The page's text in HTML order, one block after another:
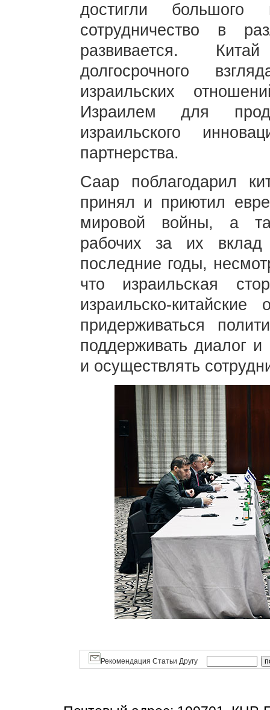
достигли большого
сотрудничество в
развивается.
долгосрочного
израильских
Израилем для
израильского
партнерства.
Саар поблагодарил
принял и приютил
мировой войны, а
рабочих за их вклад
последние годы,
что израильская
израильско-
придерживаться
поддерживать диалог
и осуществлять
Рекомендация Статьи Другу